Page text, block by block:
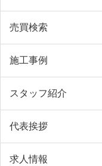
売買検索
施工事例
スタッフ紹介
代表挨拶
求人情報